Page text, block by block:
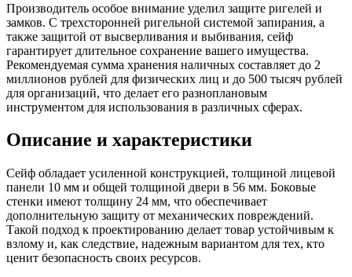
Производитель особое внимание уделил защите ригелей и
замков. С трехсторонней ригельной системой запирания, а
также защитой от высверливания и выбивания, сейф
гарантирует длительное сохранение вашего имущества.
Рекомендуемая сумма хранения наличных составляет до 2
миллионов рублей для физических лиц и до 500 тысяч рублей
для организаций, что делает его разноплановым
инструментом для использования в различных сферах.
Описание и характеристики
Сейф обладает усиленной конструкцией, толщиной лицевой
панели 10 мм и общей толщиной двери в 56 мм. Боковые
стенки имеют толщину 24 мм, что обеспечивает
дополнительную защиту от механических повреждений.
Такой подход к проектированию делает товар устойчивым к
взлому и, как следствие, надежным вариантом для тех, кто
ценит безопасность своих ресурсов.